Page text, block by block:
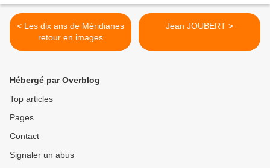
< Les dix ans de Méridianes
retour en images
Jean JOUBERT >
Hébergé par Overblog
Top articles
Pages
Contact
Signaler un abus